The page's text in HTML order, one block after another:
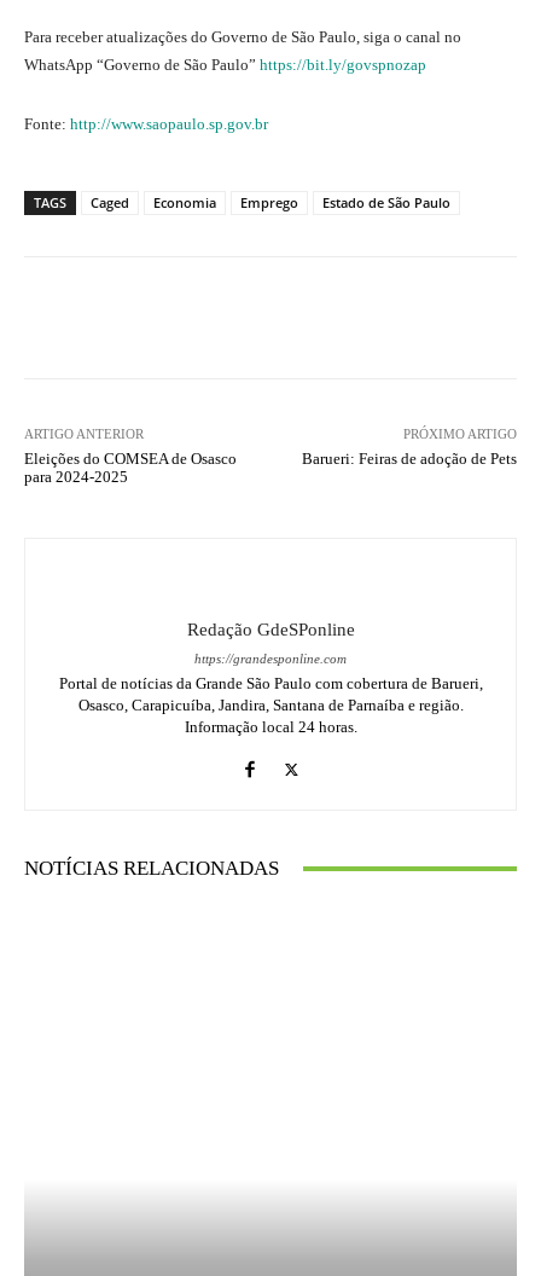
Para receber atualizações do Governo de São Paulo, siga o canal no
WhatsApp “Governo de São Paulo” https://bit.ly/govspnozap
Fonte: http://www.saopaulo.sp.gov.br
TAGS Caged Economia Emprego Estado de São Paulo
ARTIGO ANTERIOR
Eleições do COMSEA de Osasco
para 2024-2025
PRÓXIMO ARTIGO
Barueri: Feiras de adoção de Pets
Redação GdeSPonline
https://grandesponline.com
Portal de notícias da Grande São Paulo com cobertura de Barueri,
Osasco, Carapicuíba, Jandira, Santana de Parnaíba e região.
Informação local 24 horas.
NOTÍCIAS RELACIONADAS